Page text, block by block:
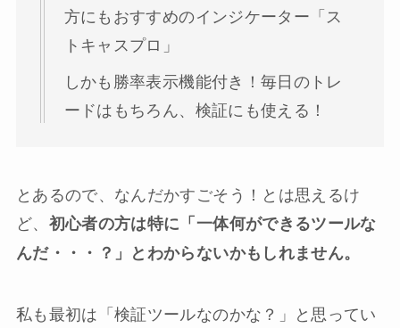
方にもおすすめのインジケーター「ス
トキャスプロ」
しかも勝率表示機能付き！毎日のトレ
ードはもちろん、検証にも使える！
とあるので、なんだかすごそう！とは思えるけ
ど、 初心者の方は特に「一体何ができるツールな
んだ・・・？」とわからないかもしれません。
私も最初は「検証ツールなのかな？」と思ってい